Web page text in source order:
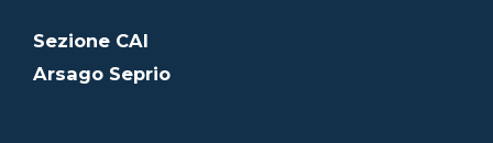
Sezione CAI
Arsago Seprio